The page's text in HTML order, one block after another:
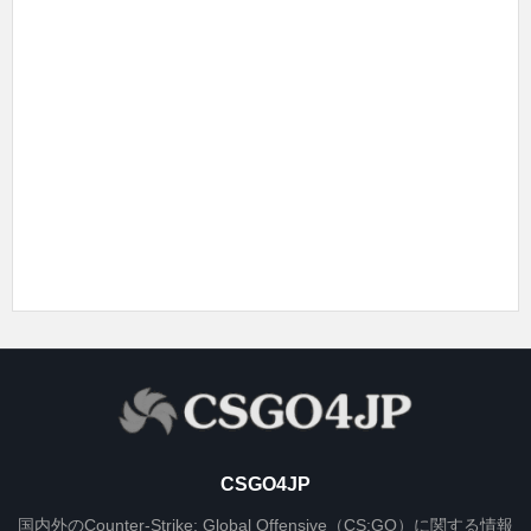
CSGO4JP
国内外のCounter-Strike: Global Offensive（CS:GO）に関する情報